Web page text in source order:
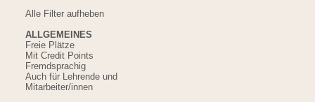
Alle Filter aufheben
ALLGEMEINES
Freie Plätze
Mit Credit Points
Fremdsprachig
Auch für Lehrende und
Mitarbeiter/innen